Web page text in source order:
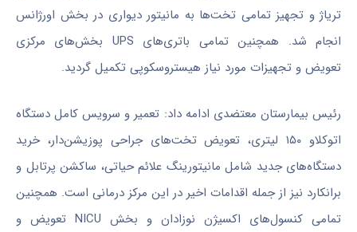
تریاژ و تجهیز تمامی تخت‌ها به مانیتور دیواری در بخش اورژانس
انجام شد. همچنین تمامی باتری‌های UPS بخش‌های مرکزی
تعویض و تجهیزات مورد نیاز هیستروسکوپی تکمیل گردید.
رئیس بیمارستان معتضدی ادامه داد: تعمیر و سرویس کامل دستگاه
اتوکلاو
پوزیشن‌دار، خرید
دستگاه‌های جدید شامل مانیتورینگ علائم حیاتی، ساکشن پرتابل و
برانکارد نیز از جمله اقدامات اخیر در این مرکز درمانی است. همچنین
تمامی کنسول‌های اکسیژن نوزادان و بخش NICU تعویض و